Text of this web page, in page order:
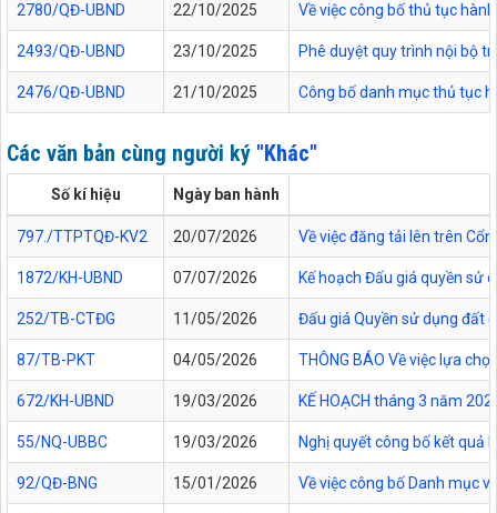
2780/QĐ-UBND 22/10/2025 Về việc công bố thủ tục
2493/QĐ-UBND 23/10/2025 Phê duyệt quy trình nội bộ
2476/QĐ-UBND 21/10/2025 Công bố danh mục thủ tục
Các văn bản cùng người ký "Khác"
Số kí hiệu Ngày ban hành
797./TTPTQĐ-KV2 20/07/2026 Về việc đăng tải lên trên
1872/KH-UBND 07/07/2026 Kế hoạch Đấu giá quyền sử
252/TB-CTĐG 11/05/2026 Đấu giá Quyền sử dụng đất
87/TB-PKT 04/05/2026 THÔNG BÁO Về việc lựa
672/KH-UBND 19/03/2026 KẾ HOẠCH tháng 3 năm
55/NQ-UBBC 19/03/2026 Nghị quyết công bố kết quả
92/QĐ-BNG 15/01/2026 Về việc công bố Danh mục